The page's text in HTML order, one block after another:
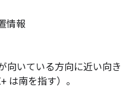
情報
向いている方向に近い向き
は南を指す）。